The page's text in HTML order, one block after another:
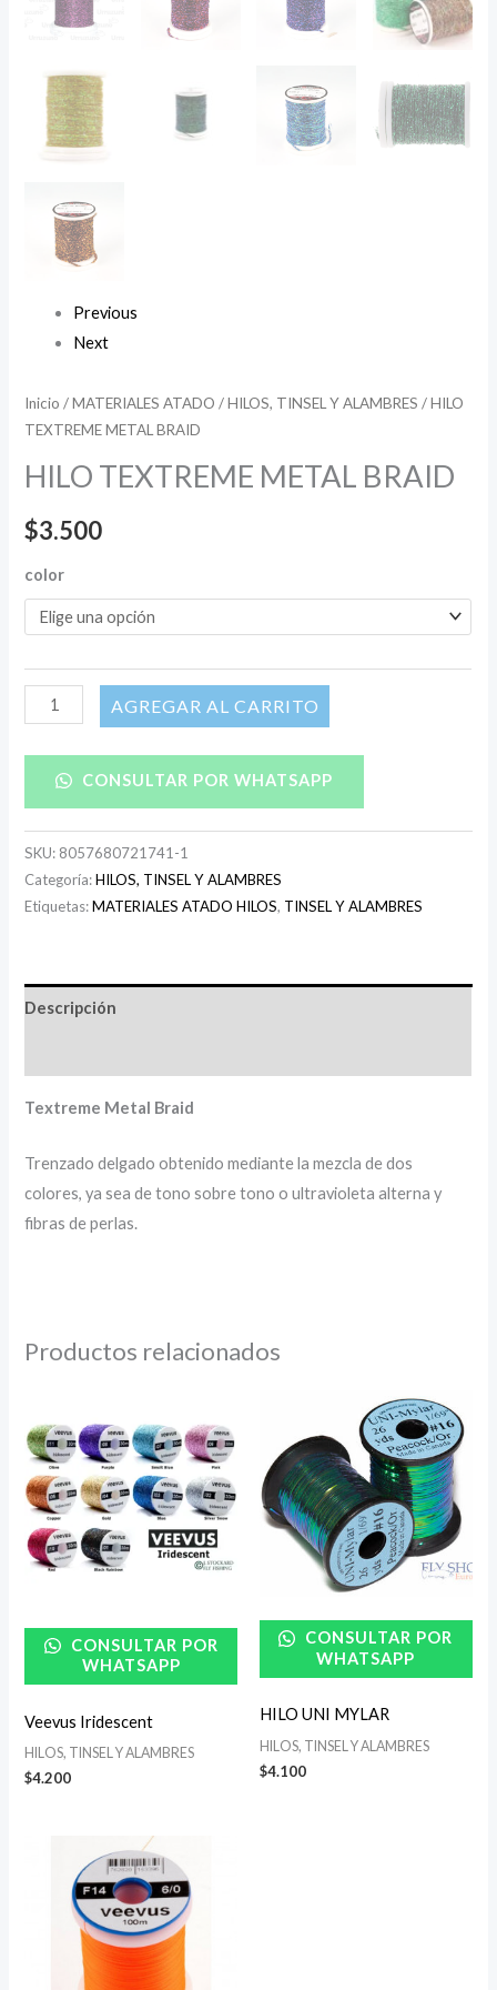
Previous
Next
Inicio /MATERIALES ATADO /HILOS, TINSEL Y ALAMBRES / HILO
TEXTREME METAL BRAID
HILO TEXTREME METAL BRAID
$3.500
color
AÑADIR AL CARRITO
CONSULTAR POR WHATSAPP
SKU: 8057680721741-1
Categoría:HILOS, TINSEL Y ALAMBRES
Etiquetas:MATERIALES ATADO HILOS, TINSEL Y ALAMBRES
Descripción
Textreme Metal Braid
Trenzado delgado obtenido mediante la mezcla de dos
colores, ya sea de tono sobre tono o ultravioleta alterna y
fibras de perlas.
Productos relacionados
CONSULTAR POR
WHATSAPP
Veevus Iridescent
HILOS, TINSEL Y ALAMBRES
$4.200
CONSULTAR POR
WHATSAPP
HILO UNI MYLAR
HILOS, TINSEL Y ALAMBRES
$4.100